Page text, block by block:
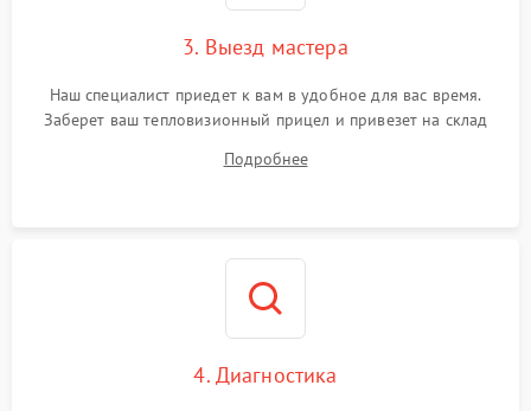
3. Выезд мастера
Наш специалист приедет к вам в удобное для вас время.
Заберет ваш тепловизионный прицел и привезет на склад
Подробнее
4. Диагностика